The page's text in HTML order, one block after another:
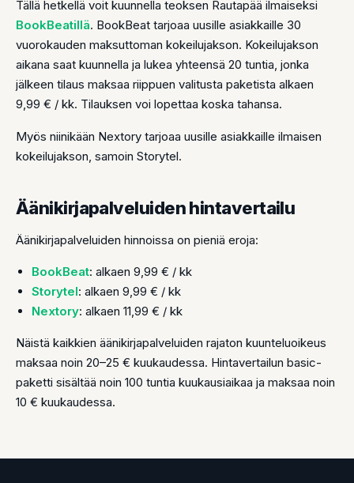
Tällä hetkellä voit kuunnella teoksen Rautapää ilmaiseksi
BookBeatillä. BookBeat tarjoaa uusille asiakkaille 30
vuorokauden maksuttoman kokeilujakson. Kokeilujakson
aikana saat kuunnella ja lukea yhteensä 20 tuntia, jonka
jälkeen tilaus maksaa riippuen valitusta paketista alkaen
9,99 € / kk. Tilauksen voi lopettaa koska tahansa.
Myös niinikään Nextory tarjoaa uusille asiakkaille ilmaisen
kokeilujakson, samoin Storytel.
Äänikirjapalveluiden hintavertailu
Äänikirjapalveluiden hinnoissa on pieniä eroja:
BookBeat: alkaen 9,99 € / kk
Storytel: alkaen 9,99 € / kk
Nextory: alkaen 11,99 € / kk
Näistä kaikkien äänikirjapalveluiden rajaton kuunteluoikeus
maksaa noin 20–25 € kuukaudessa. Hintavertailun basic-
paketti sisältää noin 100 tuntia kuukausiaikaa ja maksaa noin
10 € kuukaudessa.